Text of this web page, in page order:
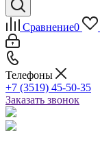
Сравнение0
Телефоны
+7 (3519) 45-50-35
Заказать звонок